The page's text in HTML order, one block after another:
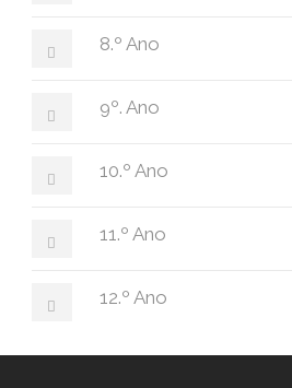
8.º Ano
9º. Ano
10.º Ano
11.º Ano
12.º Ano